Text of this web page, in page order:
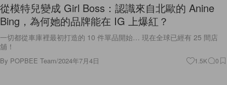
從模特兒變成 Girl Boss：認識來自北歐的 Anine
Bing，為何她的品牌能在 IG 上爆紅？
一切都從車庫裡最初打造的 10 件單品開始… 現在全球已經有 25 間店
舖！
By POPBEE Team/2024年7月4日 1.5K 0